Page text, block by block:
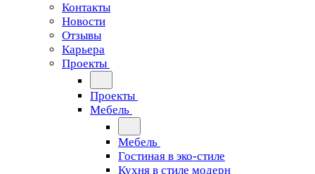
Контакты
Новости
Отзывы
Карьера
Проекты
Проекты
Мебель
Мебель
Гостиная в эко-стиле
Кухня в стиле модерн